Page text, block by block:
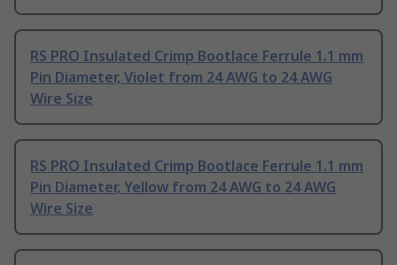
RS PRO Insulated Crimp Bootlace Ferrule 1.1 mm
Pin Diameter, Violet from 24 AWG to 24 AWG
Wire Size
RS PRO Insulated Crimp Bootlace Ferrule 1.1 mm
Pin Diameter, Yellow from 24 AWG to 24 AWG
Wire Size